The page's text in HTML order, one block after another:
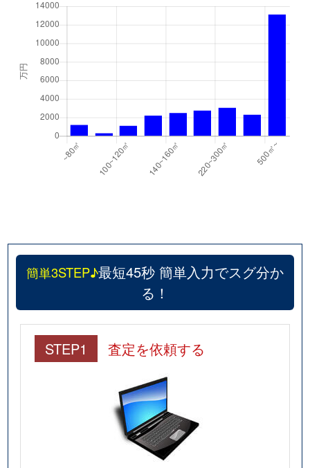
簡単3STEP♪最短45秒 簡単入力でスグ分か
る！
STEP1 査定を依頼する